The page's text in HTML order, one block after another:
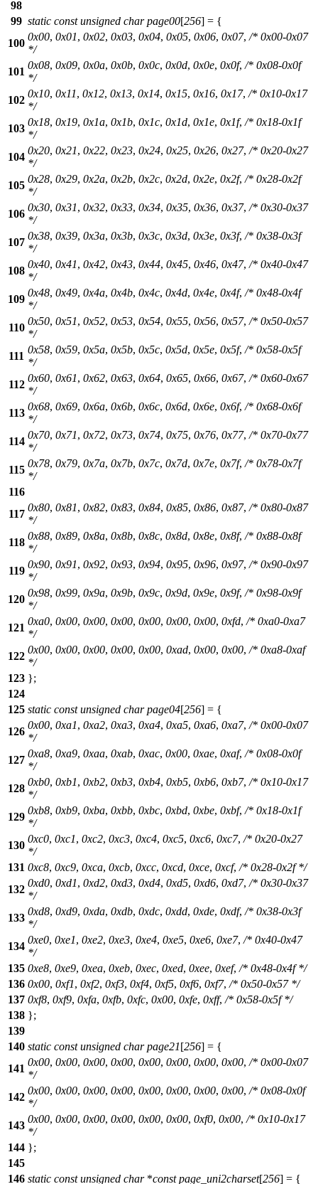
98
99 static const unsigned char page00[256] = {
100
0x00, 0x01, 0x02, 0x03, 0x04, 0x05, 0x06, 0x07, /* 0x00-0x07
*/
101
0x08, 0x09, 0x0a, 0x0b, 0x0c, 0x0d, 0x0e, 0x0f, /* 0x08-0x0f
*/
102
0x10, 0x11, 0x12, 0x13, 0x14, 0x15, 0x16, 0x17, /* 0x10-0x17
*/
103
0x18, 0x19, 0x1a, 0x1b, 0x1c, 0x1d, 0x1e, 0x1f, /* 0x18-0x1f
*/
104
0x20, 0x21, 0x22, 0x23, 0x24, 0x25, 0x26, 0x27, /* 0x20-0x27
*/
105
0x28, 0x29, 0x2a, 0x2b, 0x2c, 0x2d, 0x2e, 0x2f, /* 0x28-0x2f
*/
106
0x30, 0x31, 0x32, 0x33, 0x34, 0x35, 0x36, 0x37, /* 0x30-0x37
*/
107
0x38, 0x39, 0x3a, 0x3b, 0x3c, 0x3d, 0x3e, 0x3f, /* 0x38-0x3f
*/
108
0x40, 0x41, 0x42, 0x43, 0x44, 0x45, 0x46, 0x47, /* 0x40-0x47
*/
109
0x48, 0x49, 0x4a, 0x4b, 0x4c, 0x4d, 0x4e, 0x4f, /* 0x48-0x4f
*/
110
0x50, 0x51, 0x52, 0x53, 0x54, 0x55, 0x56, 0x57, /* 0x50-0x57
*/
111
0x58, 0x59, 0x5a, 0x5b, 0x5c, 0x5d, 0x5e, 0x5f, /* 0x58-0x5f
*/
112
0x60, 0x61, 0x62, 0x63, 0x64, 0x65, 0x66, 0x67, /* 0x60-0x67
*/
113
0x68, 0x69, 0x6a, 0x6b, 0x6c, 0x6d, 0x6e, 0x6f, /* 0x68-0x6f
*/
114
0x70, 0x71, 0x72, 0x73, 0x74, 0x75, 0x76, 0x77, /* 0x70-0x77
*/
115
0x78, 0x79, 0x7a, 0x7b, 0x7c, 0x7d, 0x7e, 0x7f, /* 0x78-0x7f
*/
116
117
0x80, 0x81, 0x82, 0x83, 0x84, 0x85, 0x86, 0x87, /* 0x80-0x87
*/
118
0x88, 0x89, 0x8a, 0x8b, 0x8c, 0x8d, 0x8e, 0x8f, /* 0x88-0x8f
*/
119
0x90, 0x91, 0x92, 0x93, 0x94, 0x95, 0x96, 0x97, /* 0x90-0x97
*/
120
0x98, 0x99, 0x9a, 0x9b, 0x9c, 0x9d, 0x9e, 0x9f, /* 0x98-0x9f
*/
121
0xa0, 0x00, 0x00, 0x00, 0x00, 0x00, 0x00, 0xfd, /* 0xa0-0xa7
*/
122
0x00, 0x00, 0x00, 0x00, 0x00, 0xad, 0x00, 0x00, /* 0xa8-0xaf
*/
123 };
124
125 static const unsigned char page04[256] = {
126
0x00, 0xa1, 0xa2, 0xa3, 0xa4, 0xa5, 0xa6, 0xa7, /* 0x00-0x07
*/
127
0xa8, 0xa9, 0xaa, 0xab, 0xac, 0x00, 0xae, 0xaf, /* 0x08-0x0f
*/
128
0xb0, 0xb1, 0xb2, 0xb3, 0xb4, 0xb5, 0xb6, 0xb7, /* 0x10-0x17
*/
129
0xb8, 0xb9, 0xba, 0xbb, 0xbc, 0xbd, 0xbe, 0xbf, /* 0x18-0x1f
*/
130
0xc0, 0xc1, 0xc2, 0xc3, 0xc4, 0xc5, 0xc6, 0xc7, /* 0x20-0x27
*/
131 0xc8, 0xc9, 0xca, 0xcb, 0xcc, 0xcd, 0xce, 0xcf, /* 0x28-0x2f */
132
0xd0, 0xd1, 0xd2, 0xd3, 0xd4, 0xd5, 0xd6, 0xd7, /* 0x30-0x37
*/
133
0xd8, 0xd9, 0xda, 0xdb, 0xdc, 0xdd, 0xde, 0xdf, /* 0x38-0x3f
*/
134
0xe0, 0xe1, 0xe2, 0xe3, 0xe4, 0xe5, 0xe6, 0xe7, /* 0x40-0x47
*/
135 0xe8, 0xe9, 0xea, 0xeb, 0xec, 0xed, 0xee, 0xef, /* 0x48-0x4f */
136 0x00, 0xf1, 0xf2, 0xf3, 0xf4, 0xf5, 0xf6, 0xf7, /* 0x50-0x57 */
137 0xf8, 0xf9, 0xfa, 0xfb, 0xfc, 0x00, 0xfe, 0xff, /* 0x58-0x5f */
138 };
139
140 static const unsigned char page21[256] = {
141
0x00, 0x00, 0x00, 0x00, 0x00, 0x00, 0x00, 0x00, /* 0x00-0x07
*/
142
0x00, 0x00, 0x00, 0x00, 0x00, 0x00, 0x00, 0x00, /* 0x08-0x0f
*/
143
0x00, 0x00, 0x00, 0x00, 0x00, 0x00, 0xf0, 0x00, /* 0x10-0x17
*/
144 };
145
146 static const unsigned char*const page_uni2charset[256] = {